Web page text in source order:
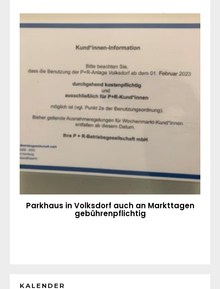
Parkhaus in Volksdorf auch an Markttagen
gebührenpflichtig
KALENDER